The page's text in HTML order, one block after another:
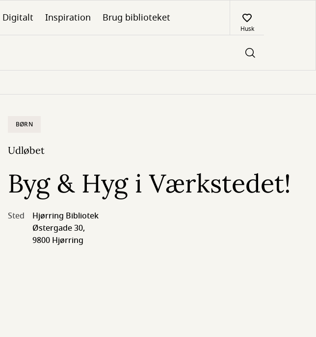
Digitalt Inspiration Brug biblioteket
Husk
BØRN
Udløbet
Byg & Hyg i Værkstedet!
Sted
Hjørring Bibliotek
Østergade 30,
9800 Hjørring